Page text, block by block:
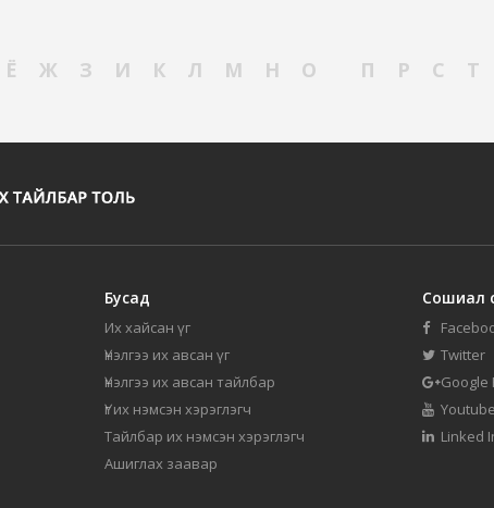
Ё Ж З И К Л М Н О П Р С Т
Бусад
Их хайсан үг
Үнэлгээ их авсан үг
Үнэлгээ их авсан тайлбар
Үг их нэмсэн хэрэглэгч
Тайлбар их нэмсэн хэрэглэгч
Ашиглах заавар
Сошиал
Twitter
Google
Youtube
Linked